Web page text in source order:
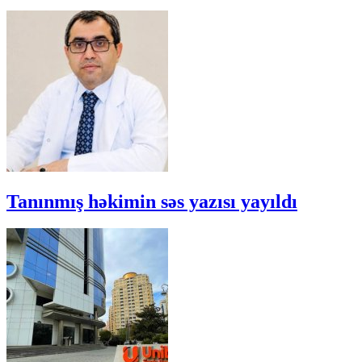
Tanınmış həkimin səs yazısı yayıldı